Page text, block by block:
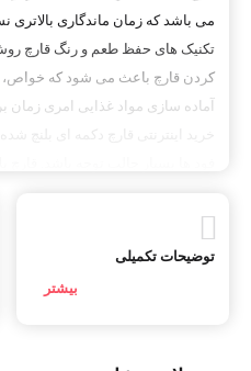
می باشد که زمان ماندگاری بالاتری
تکنیک های حفظ طعم و رنگ قارچ روش
کردن قارچ باعث می شود که خواص،
آماده سازی مواد غذایی امری زمان
خرید اینترنتی قارچ دکمه ای بلنچ
دکمه ای را می توانید حداقل یک تا دو
قارچ بلنچ شده
برای بالا بردن ماندگاری سبزیجات
توضیحات تکمیلی